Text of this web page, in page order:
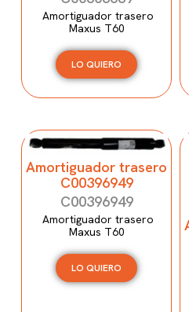
Amortiguador trasero
Maxus T60
LO QUIERO
Amortiguador trasero
C00396949
C00396949
Amortiguador trasero
Maxus T60
LO QUIERO